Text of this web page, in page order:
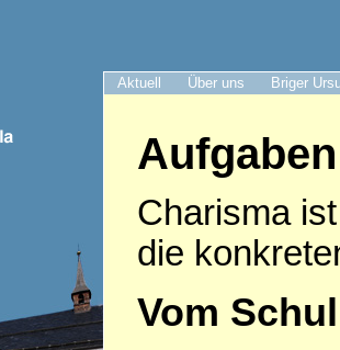
Aktuell Über uns Briger
Charisma
die
Vom